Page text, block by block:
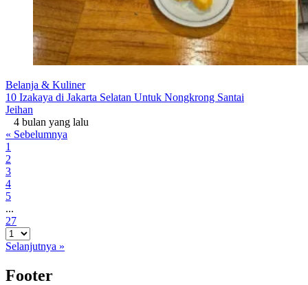
Belanja & Kuliner
10 Izakaya di Jakarta Selatan Untuk Nongkrong Santai
Jeihan
4 bulan yang lalu
« Sebelumnya
1
2
3
4
5
...
27
Selanjutnya »
Footer